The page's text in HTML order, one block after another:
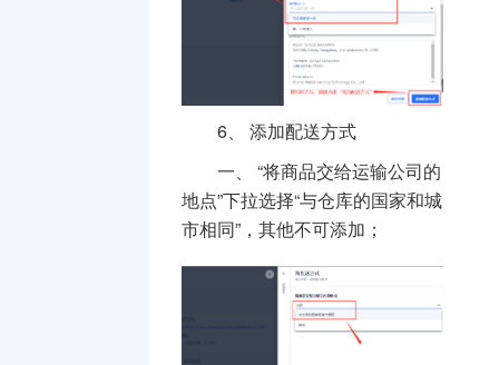
6、
添加配送方式
一、“将商品交给运输公司的
地点”下拉选择“与仓库的国家和城
市相同”，其他不可添加；